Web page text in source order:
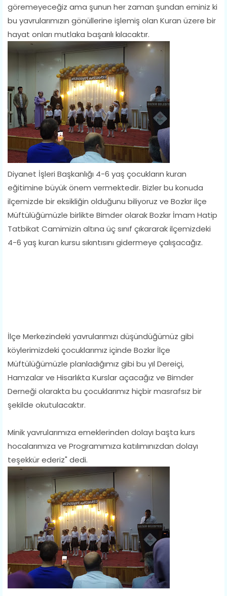
göremeyeceğiz ama şunun her zaman şundan eminiz ki
bu yavrularımızın gönüllerine işlemiş olan Kuran üzere bir
hayat onları mutlaka başarılı kılacaktır.
Diyanet İşleri Başkanlığı 4-6 yaş çocukların kuran
eğitimine büyük önem vermektedir. Bizler bu konuda
ilçemizde bir eksikliğin olduğunu biliyoruz ve Bozkır ilçe
Müftülüğümüzle birlikte Bimder olarak Bozkır İmam Hatip
Tatbikat Camimizin altına üç sınıf çıkararak ilçemizdeki
4-6 yaş kuran kursu sıkıntısını gidermeye çalışacağız.
İlçe Merkezindeki yavrularımızı düşündüğümüz gibi
köylerimizdeki çocuklarımız içinde Bozkır İlçe
Müftülüğümüzle planladığımız gibi bu yıl Dereiçi,
Hamzalar ve Hisarlıkta Kurslar açacağız ve Bimder
Derneği olarakta bu çocuklarımız hiçbir masrafsız bir
şekilde okutulacaktır.
Minik yavrularımıza emeklerinden dolayı başta kurs
hocalarımıza ve Programımıza katılımınızdan dolayı
teşekkür ederiz" dedi.